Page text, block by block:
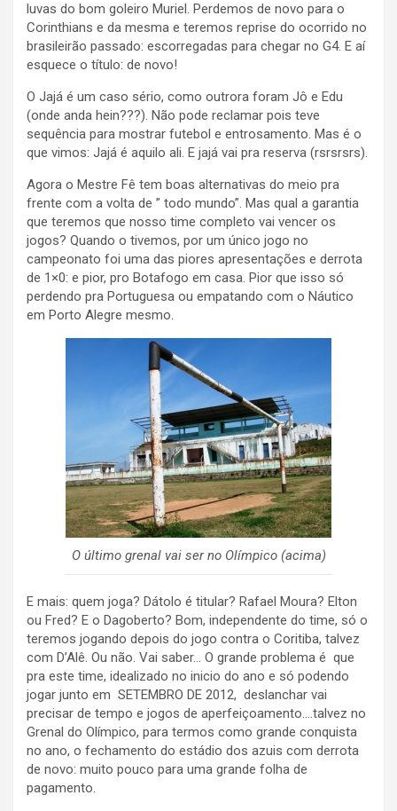
luvas do bom goleiro Muriel. Perdemos de novo para o
Corinthians e da mesma e teremos reprise do ocorrido no
brasileirão passado: escorregadas para chegar no G4. E aí
esquece o título: de novo!
O Jajá é um caso sério, como outrora foram Jô e Edu
(onde anda hein???). Não pode reclamar pois teve
sequência para mostrar futebol e entrosamento. Mas é o
que vimos: Jajá é aquilo ali. E jajá vai pra reserva (rsrsrsrs).
Agora o Mestre Fê tem boas alternativas do meio pra
frente com a volta de ” todo mundo”. Mas qual a garantia
que teremos que nosso time completo vai vencer os
jogos? Quando o tivemos, por um único jogo no
campeonato foi uma das piores apresentações e derrota
de 1×0: e pior, pro Botafogo em casa. Pior que isso só
perdendo pra Portuguesa ou empatando com o Náutico
em Porto Alegre mesmo.
O último grenal vai ser no Olímpico (acima)
E mais: quem joga? Dátolo é titular? Rafael Moura? Elton
ou Fred? E o Dagoberto? Bom, independente do time, só o
teremos jogando depois do jogo contra o Coritiba, talvez
com D’Alê. Ou não. Vai saber… O grande problema é que
pra este time, idealizado no inicio do ano e só podendo
jogar junto em SETEMBRO DE 2012, deslanchar vai
precisar de tempo e jogos de aperfeiçoamento….talvez no
Grenal do Olímpico, para termos como grande conquista
no ano, o fechamento do estádio dos azuis com derrota
de novo: muito pouco para uma grande folha de
pagamento.